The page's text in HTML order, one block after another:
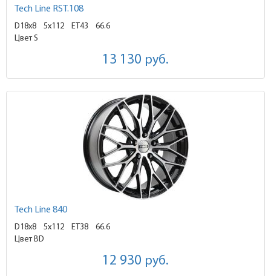
Tech Line RST.108
D18x8 5x112 ET43
66.6
Цвет S
13 130 руб.
Tech Line 840
D18x8 5x112 ET38
66.6
Цвет BD
12 930 руб.